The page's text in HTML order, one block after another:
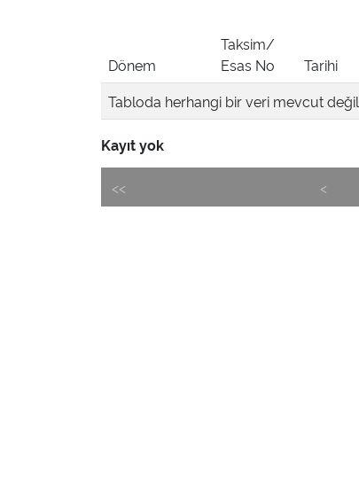
Dönem
Taksim/
Esas No
Tarihi
Tabloda herhangi bir veri mevcut değil
Kayıt yok
<< <